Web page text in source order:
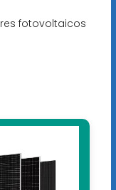
fotovoltaicos